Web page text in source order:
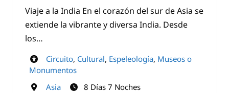
Viaje a la India En el corazón del sur de Asia se
extiende la vibrante y diversa India. Desde
los…
Circuito, Cultural, Espeleología, Museos o
Monumentos
Asia
8 Días 7 Noches